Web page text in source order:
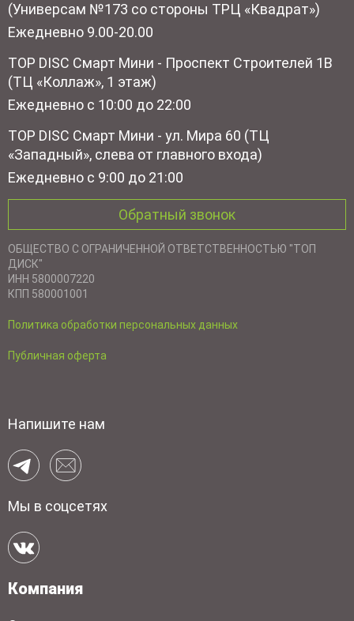
(Универсам №173 со стороны ТРЦ «Квадрат»)
Ежедневно 9.00-20.00
TOP DISC Смарт Мини - Проспект Строителей 1В
(ТЦ «Коллаж», 1 этаж)
Ежедневно с 10:00 до 22:00
TOP DISC Смарт Мини - ул. Мира 60 (ТЦ
«Западный», слева от главного входа)
Ежедневно с 9:00 до 21:00
Обратный звонок
ОБЩЕСТВО С ОГРАНИЧЕННОЙ ОТВЕТСТВЕННОСТЬЮ "ТОП
ДИСК"
ИНН 5800007220
КПП 580001001
Политика обработки персональных данных
Публичная оферта
Напишите нам
Мы в соцсетях
Компания